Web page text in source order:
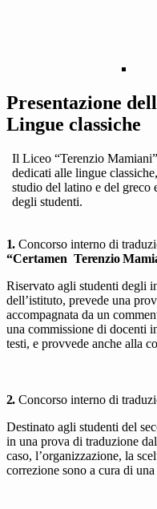
Presentazione
Lingue classiche
Il Liceo “Terenzio
dedicati alle lingue
studio del latino e del greco
degli studenti.
1. Concorso interno di
“Certamen Terenzio
Riservato agli studenti degli
dell’istituto, prevede una
accompagnata da un
una commissione di docenti
testi, e provvede anche alla
2. Concorso interno di
Destinato agli studenti del
in una prova di traduzione
caso, l’organizzazione, la
correzione sono a cura di